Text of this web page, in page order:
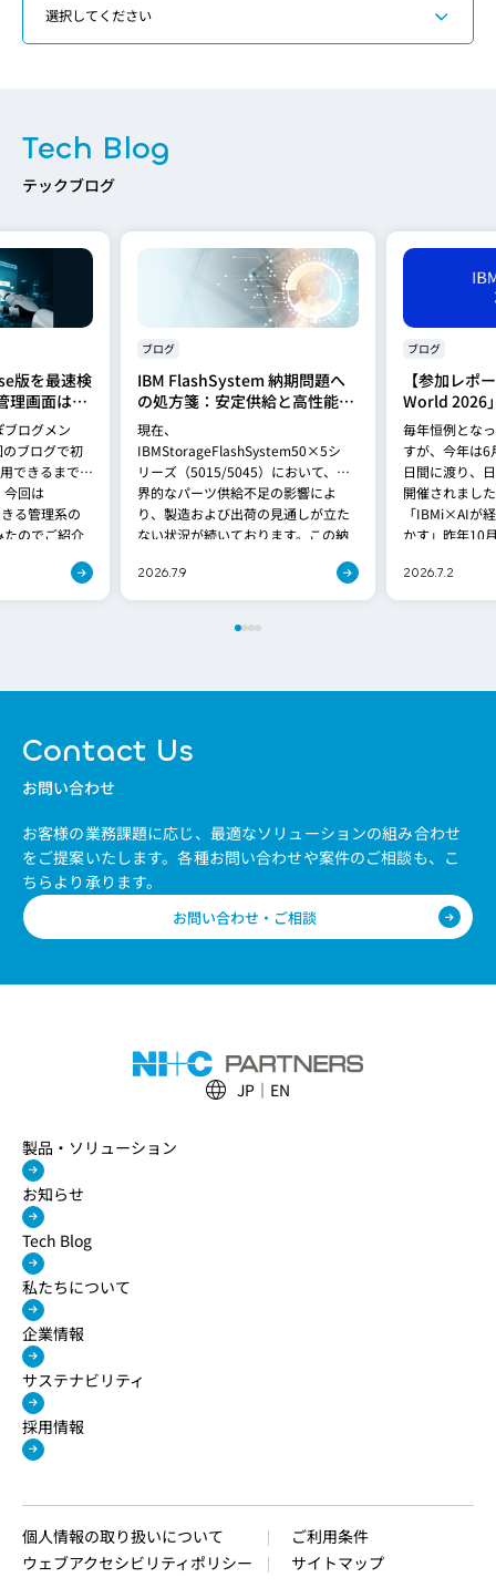
Tech Blog
テックブログ
版を最速検
理画面はど
後にできる
みた
ログメン
ブログで初
できるまでを
今回は
る管理系の
のでご紹介
ブログ
IBM FlashSystem 納期問題へ
の処方箋：安定供給と高性能を
両立する「FlashSystem
5600」への移行提案
現在、
IBMStorageFlashSystem50×5シ
リーズ（5015/5045）において、世
界的なパーツ供給不足の影響によ
り、製造および出荷の見通しが立た
ない状況が続いております。この納
2026.7.9
ブログ
【参加レポ
World 2026
毎年恒例とな
すが、今年は
日間に渡り、
開催されまし
「IBMi×AIが
かす」昨年10
2026.7.2
Contact Us
お問い合わせ
お客様の業務課題に応じ、最適なソリューションの組み合わせ
をご提案いたします。各種お問い合わせや案件のご相談も、こ
ちらより承ります。
お問い合わせ・ご相談
JP EN
製品・ソリューション
お知らせ
Tech Blog
私たちについて
企業情報
サステナビリティ
採用情報
個人情報の取り扱いについて
ご利用条件
ウェブアクセシビリティポリシー
サイトマップ